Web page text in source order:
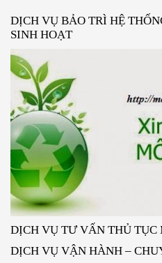
DỊCH VỤ BẢO TRÌ HỆ
SINH HOẠT
DỊCH VỤ TƯ VẤN THỦ TỤC
DỊCH VỤ VẬN HÀNH –